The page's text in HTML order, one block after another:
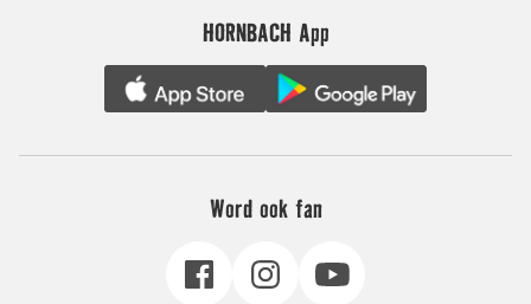
HORNBACH App
Word ook fan